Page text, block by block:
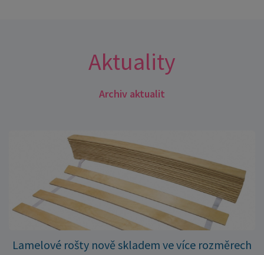
Aktuality
Archiv aktualit
Lamelové rošty nově skladem ve více rozměrech